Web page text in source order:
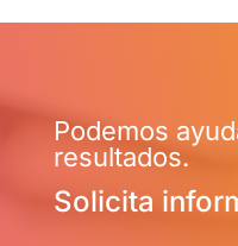
Podemos
resultados.
Solicita